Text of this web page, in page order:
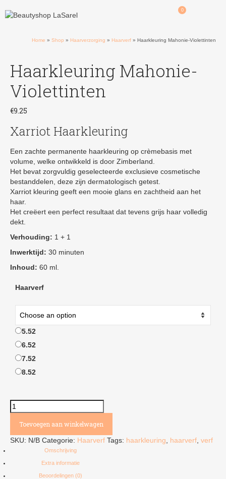
0
Home » Shop » Haarverzorging » Haarverf » Haarkleuring Mahonie-Violettinten
Haarkleuring Mahonie-
Violettinten
€9.25
Xarriot Haarkleuring
Een zachte permanente haarkleuring op crèmebasis met
volume, welke ontwikkeld is door Zimberland.
Het bevat zorgvuldig geselecteerde exclusieve cosmetische
bestanddelen, deze zijn dermatologisch getest.
Xarriot kleuring geeft een mooie glans en zachtheid aan het
haar.
Het creëert een perfect resultaat dat tevens grijs haar volledig
dekt.
Verhouding: 1 + 1
Inwerktijd: 30 minuten
Inhoud: 60 ml.
Haarverf
5.52
6.52
7.52
8.52
Haarkleuring
Mahonie-
Violettinten
aantal
Toevoegen aan winkelwagen
SKU: N/B Categorie: Haarverf Tags: haarkleuring haarverf verf
Omschrijving
Extra informatie
Beoordelingen (0)